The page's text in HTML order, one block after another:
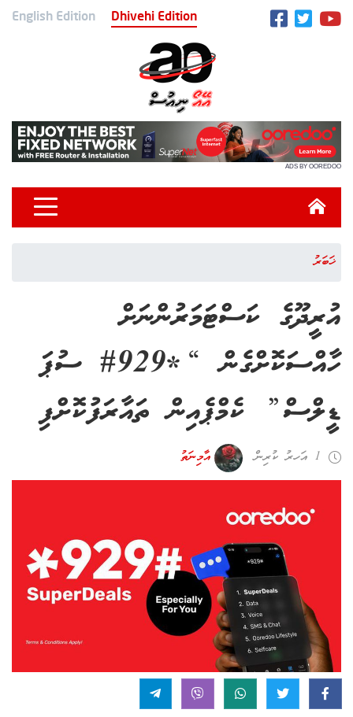
English Edition Dhivehi Edition
ADS BY OOREDOO
ޚަބަރު
އުރީދޫގެ ކަސްޓަމަރުންނަށް
ހާއްސަކޮށްގެން “*929# ސުޕަ
ޑީލްސް” ކެމްޕެއިން ތައާރަފުކޮށްފި
1 އަހރު ކުރިން އާމިނަތު